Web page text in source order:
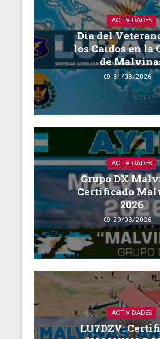
ACTIVIDADES
Día del
los Caídos en la
de
31/03/2026
ACTIVIDADES
Grupo DX
Certificado
2026
29/03/2026
ACTIVIDADES
LU7DZV: